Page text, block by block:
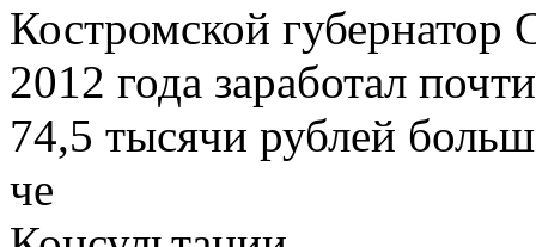
Костромской губернатор
2012 года заработал
74,5 тысячи рублей
че